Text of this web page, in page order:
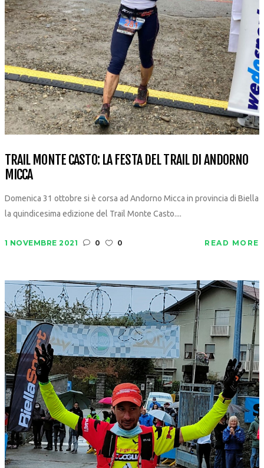
TRAIL MONTE CASTO: LA FESTA DEL TRAIL DI ANDORNO
MICCA
Domenica 31 ottobre si è corsa ad Andorno Micca in provincia di Biella
la quindicesima edizione del Trail Monte Casto....
1 NOVEMBRE 2021 0 0 READ MORE